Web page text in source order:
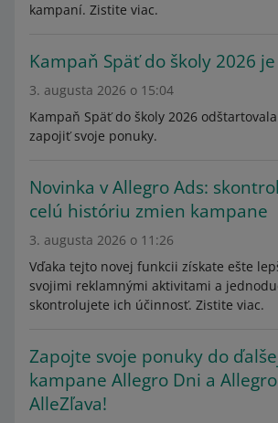
kampaní. Zistite viac.
Kampaň Späť do školy 2026
3. augusta 2026 o 15:04
Kampaň Späť do školy 2026
zapojiť svoje ponuky.
Novinka v Allegro Ads:
celú históriu zmien kampane
3. augusta 2026 o 11:26
Vďaka tejto novej funkcii získate ešte
svojimi reklamnými aktivitami a
skontrolujete ich účinnosť. Zistite viac.
Zapojte svoje ponuky do
kampane Allegro Dni a
AlleZľava!